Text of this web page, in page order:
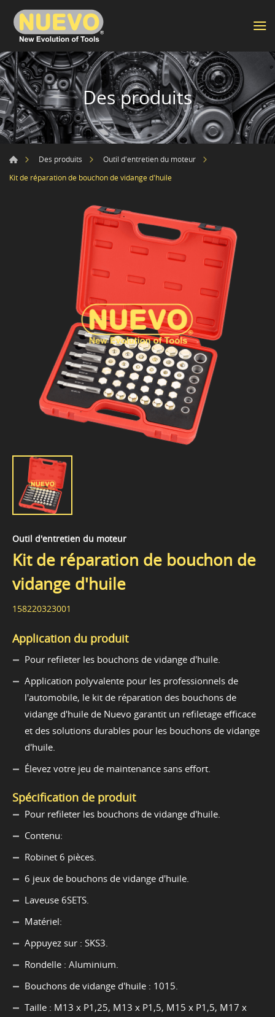
Des produits
Des produits
Outil d'entretien du moteur
Kit de réparation de bouchon de vidange d'huile
Outil d'entretien du moteur
Kit de réparation de bouchon de
vidange d'huile
158220323001
Application du produit
Pour refileter les bouchons de vidange d'huile.
Application polyvalente pour les professionnels de
l'automobile, le kit de réparation des bouchons de
vidange d'huile de Nuevo garantit un refiletage efficace
et des solutions durables pour les bouchons de vidange
d'huile.
Élevez votre jeu de maintenance sans effort.
Spécification de produit
Pour refileter les bouchons de vidange d'huile.
Contenu:
Robinet 6 pièces.
6 jeux de bouchons de vidange d'huile.
Laveuse 6SETS.
Matériel:
Appuyez sur : SKS3.
Rondelle : Aluminium.
Bouchons de vidange d'huile : 1015.
Taille : M13 x P1,25, M13 x P1,5, M15 x P1,5, M17 x